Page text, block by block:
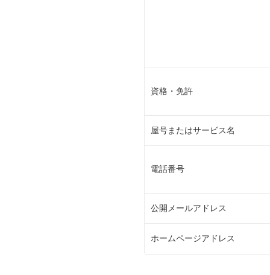
資格・免許
屋号またはサービス名
電話番号
公開メールアドレス
ホームページアドレス